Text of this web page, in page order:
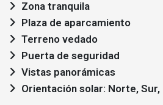
Zona tranquila
Plaza de aparcamiento
Terreno vedado
Puerta de seguridad
Vistas panorámicas
Orientación solar: Norte, Sur,